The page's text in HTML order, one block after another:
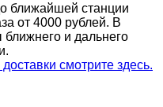
ближайшей станции
от 4000 рублей. В
и дальнего
смотрите здесь.